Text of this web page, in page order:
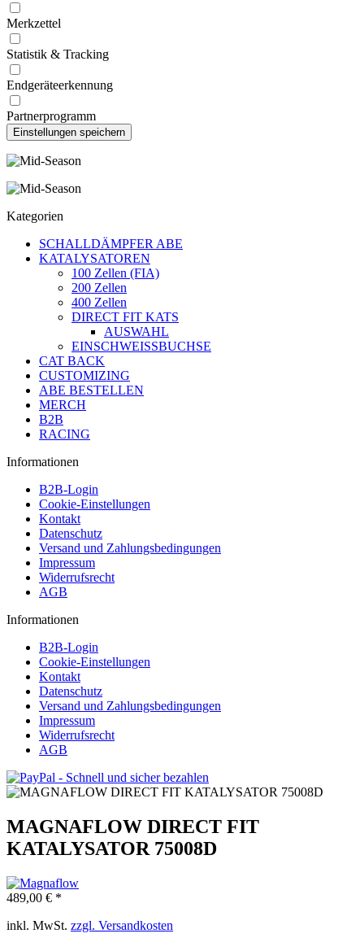
Merkzettel
Statistik & Tracking
Endgeräteerkennung
Partnerprogramm
Kategorien
SCHALLDÄMPFER ABE
KATALYSATOREN
100 Zellen (FIA)
200 Zellen
400 Zellen
DIRECT FIT KATS
AUSWAHL
EINSCHWEISSBUCHSE
CAT BACK
CUSTOMIZING
ABE BESTELLEN
MERCH
B2B
RACING
Informationen
B2B-Login
Cookie-Einstellungen
Kontakt
Datenschutz
Versand und Zahlungsbedingungen
Impressum
Widerrufsrecht
AGB
Informationen
B2B-Login
Cookie-Einstellungen
Kontakt
Datenschutz
Versand und Zahlungsbedingungen
Impressum
Widerrufsrecht
AGB
MAGNAFLOW DIRECT FIT
KATALYSATOR 75008D
489,00 € *
inkl. MwSt. zzgl. Versandkosten